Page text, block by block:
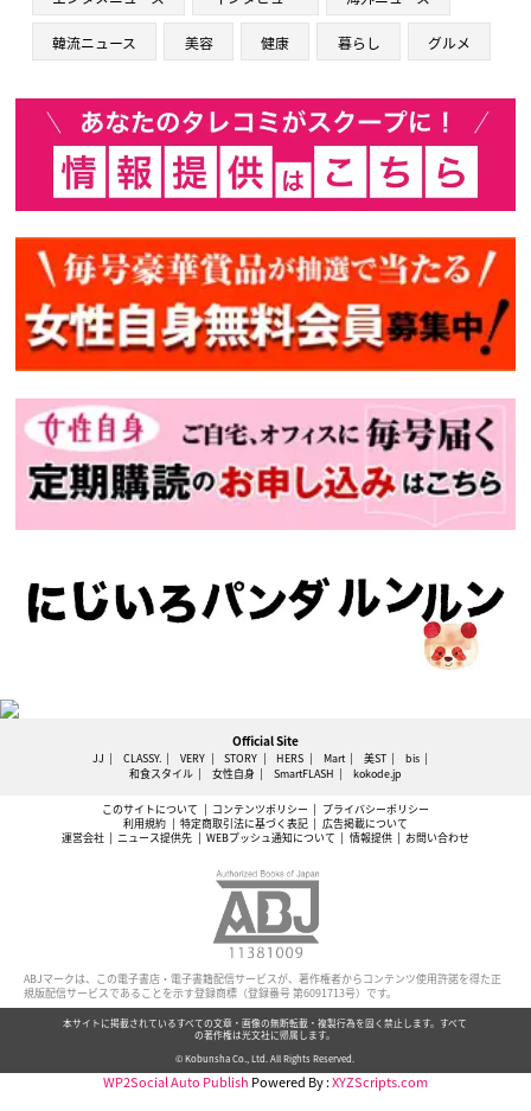
韓流ニュース 美容 健康 暮らし グルメ
Official Site
JJ CLASSY. VERY STORY HERS Mart 美ST
bis
和食スタイル
女性自身 SmartFLASH kokode.jp
このサイトについて コンテンツポリシー
プライバシーポリシー
利用規約
特定商取引法に基づく表記
広告掲載について
運営会社
ニュース提供先 WEBプッシュ通知について 情報提供 お問い合わせ
ABJマークは、この電子書店・電子書籍配信サービスが、著作権者からコンテンツ使用許諾を得た正
規版配信サービスであることを示す登録商標（登録番号 第6091713号）です。
本サイトに掲載されているすべての文章・画像の無断転載・複製行為を固く禁止します。すべて
の著作権は光文社に帰属します。
© Kobunsha Co., Ltd. All Rights Reserved.
WP2Social Auto Publish Powered By :XYZScripts.com